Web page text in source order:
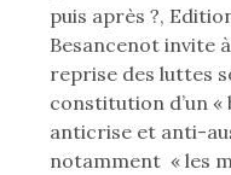
puis après ?,
Besancenot invite
reprise des luttes
constitution d’un «
anticrise et anti-
notamment « les